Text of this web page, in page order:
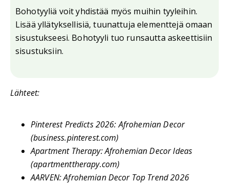
Bohotyyliä voit yhdistää myös muihin tyyleihin.
Lisää yllätyksellisiä, tuunattuja elementtejä omaan
sisustukseesi. Bohotyyli tuo runsautta askeettisiin
sisustuksiin.
Lähteet:
Pinterest Predicts 2026: Afrohemian Decor
(business.pinterest.com)
Apartment Therapy: Afrohemian Decor Ideas
(apartmenttherapy.com)
AARVEN: Afrohemian Decor Top Trend 2026